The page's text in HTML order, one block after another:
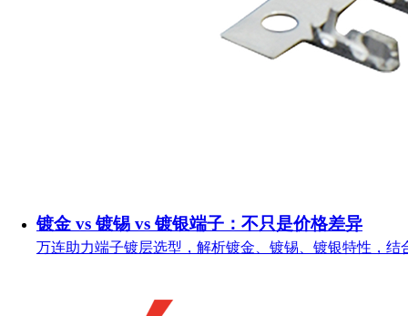
镀金 vs 镀锡 vs 镀银端子：不只是价格差异
万连助力端子镀层选型，解析镀金、镀锡、镀银特性，结